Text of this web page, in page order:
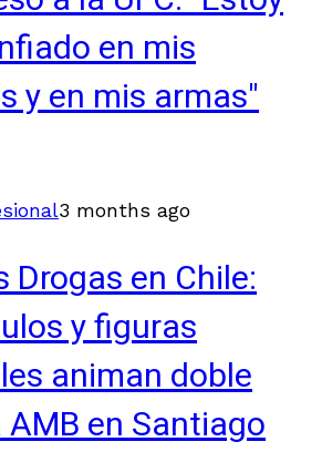
en mis
y en mis armas"
3 months ago
Drogas en Chile:
y figuras
animan doble
en Santiago